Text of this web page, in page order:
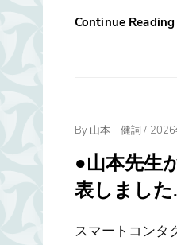
Continue
By 山本 健詞 /
●山本先生
表しました
スマートコンタ